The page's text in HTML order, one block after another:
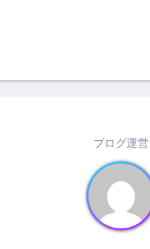
ブログ運営